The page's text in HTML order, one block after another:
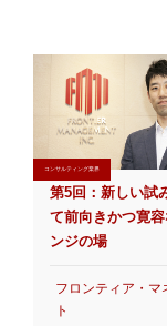
コンサルティング業界
第5回：新しい試
て前向きかつ寛
ンジの場
フロンティア・マ
ト